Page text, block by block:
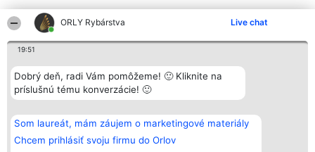
ORLY Rybárstva Live chat
19:51
Dobrý deň, radi Vám pomôžeme! 🙂 Kliknite na
príslušnú tému konverzácie! 🙂
Som laureát, mám záujem o marketingové materiály
Chcem prihlásiť svoju firmu do Orlov
Organizátor hodnotenia
Bright Side Solutions sp. z o.
o. sp. k.
Wrocław 50-079
KRS 0000749100 | Regon
381313360 | NIP 8943132676
+48 508 492 400
Hodnotenie
Laureáti
Lista
Laureatów
Podmienky
Obchodné
podmienky
Kontakt
Kontakt